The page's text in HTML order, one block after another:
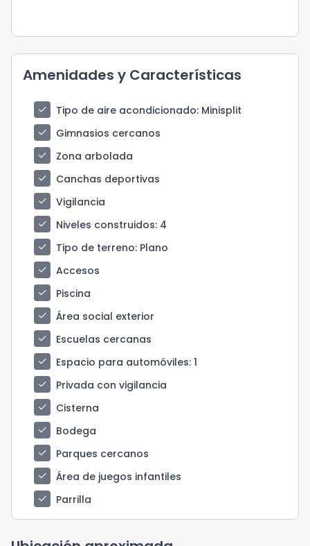
Amenidades y Características
check Tipo de aire acondicionado: Minisplit
check
Gimnasios cercanos
check
Zona arbolada
check
Canchas deportivas
check
Vigilancia
check
Niveles construidos: 4
check
Tipo de terreno: Plano
check
Accesos
check
Piscina
check
Área social exterior
check
Escuelas cercanas
check
Espacio para automóviles: 1
check
Privada con vigilancia
check
Cisterna
check
Bodega
check
Parques cercanos
check
Área de juegos infantiles
check
Parrilla